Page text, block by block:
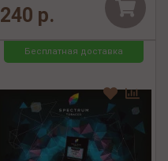
240 р.
Бесплатная доставка